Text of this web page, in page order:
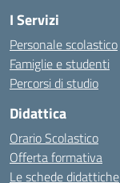
I Servizi
Personale scolastico
Famiglie e studenti
Percorsi di studio
Didattica
Orario Scolastico
Offerta formativa
Le schede didattiche